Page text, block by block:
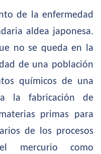
de la enfermedad
aldea japonesa.
no se queda en la
de una población
químicos de una
la fabricación de
primas para
de los procesos
mercurio como